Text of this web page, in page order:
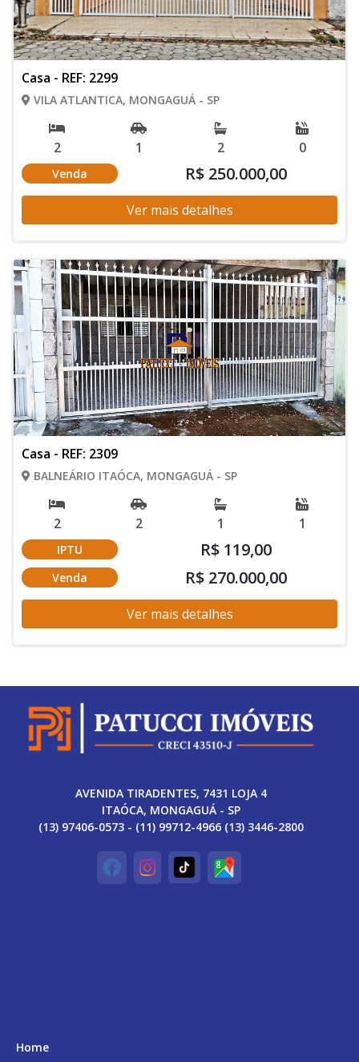
Casa - REF: 2299
VILA ATLANTICA, MONGAGUÁ - SP
2 1 2 0
Venda R$ 250.000,00
Ver mais detalhes
Casa - REF: 2309
BALNEÁRIO ITAÓCA, MONGAGUÁ - SP
2 2 1 1
IPTU R$ 119,00
Venda R$ 270.000,00
Ver mais detalhes
AVENIDA TIRADENTES, 7431 LOJA 4
ITAÓCA, MONGAGUÁ - SP
(13) 97406-0573 - (11) 99712-4966 (13) 3446-2800
Home